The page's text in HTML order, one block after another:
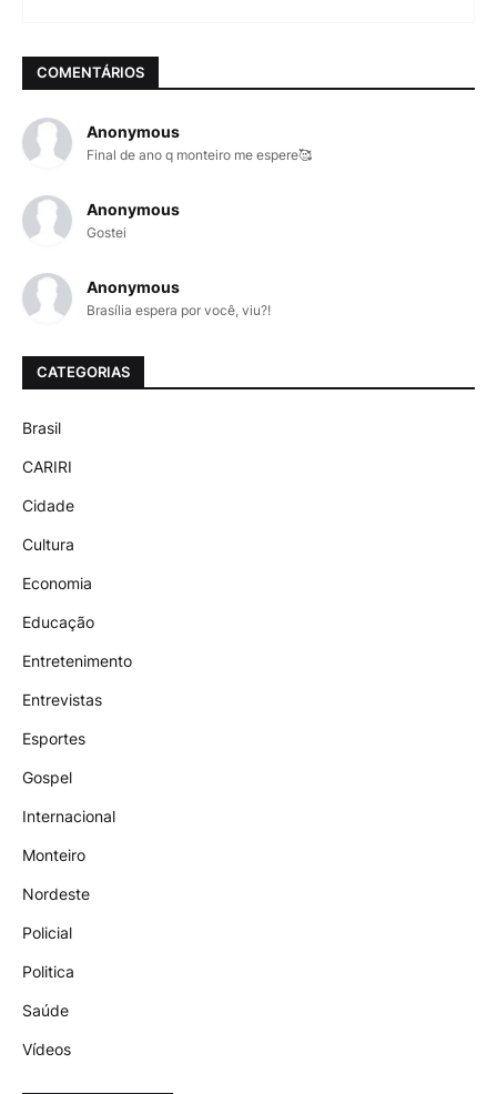
COMENTÁRIOS
Anonymous
Final de ano q monteiro me espere🥰
Anonymous
Gostei
Anonymous
Brasília espera por você, viu?!
CATEGORIAS
Brasil
CARIRI
Cidade
Cultura
Economia
Educação
Entretenimento
Entrevistas
Esportes
Gospel
Internacional
Monteiro
Nordeste
Policial
Politica
Saúde
Vídeos